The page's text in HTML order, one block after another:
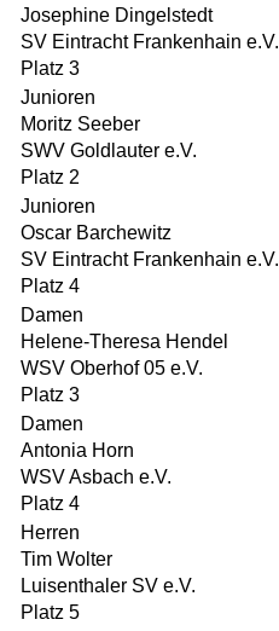
Josephine Dingelstedt
SV Eintracht Frankenhain e.V.
Platz 3
Junioren
Moritz Seeber
SWV Goldlauter e.V.
Platz 2
Junioren
Oscar Barchewitz
SV Eintracht Frankenhain e.V.
Platz 4
Damen
Helene-Theresa Hendel
WSV Oberhof 05 e.V.
Platz 3
Damen
Antonia Horn
WSV Asbach e.V.
Platz 4
Herren
Tim Wolter
Luisenthaler SV e.V.
Platz 5